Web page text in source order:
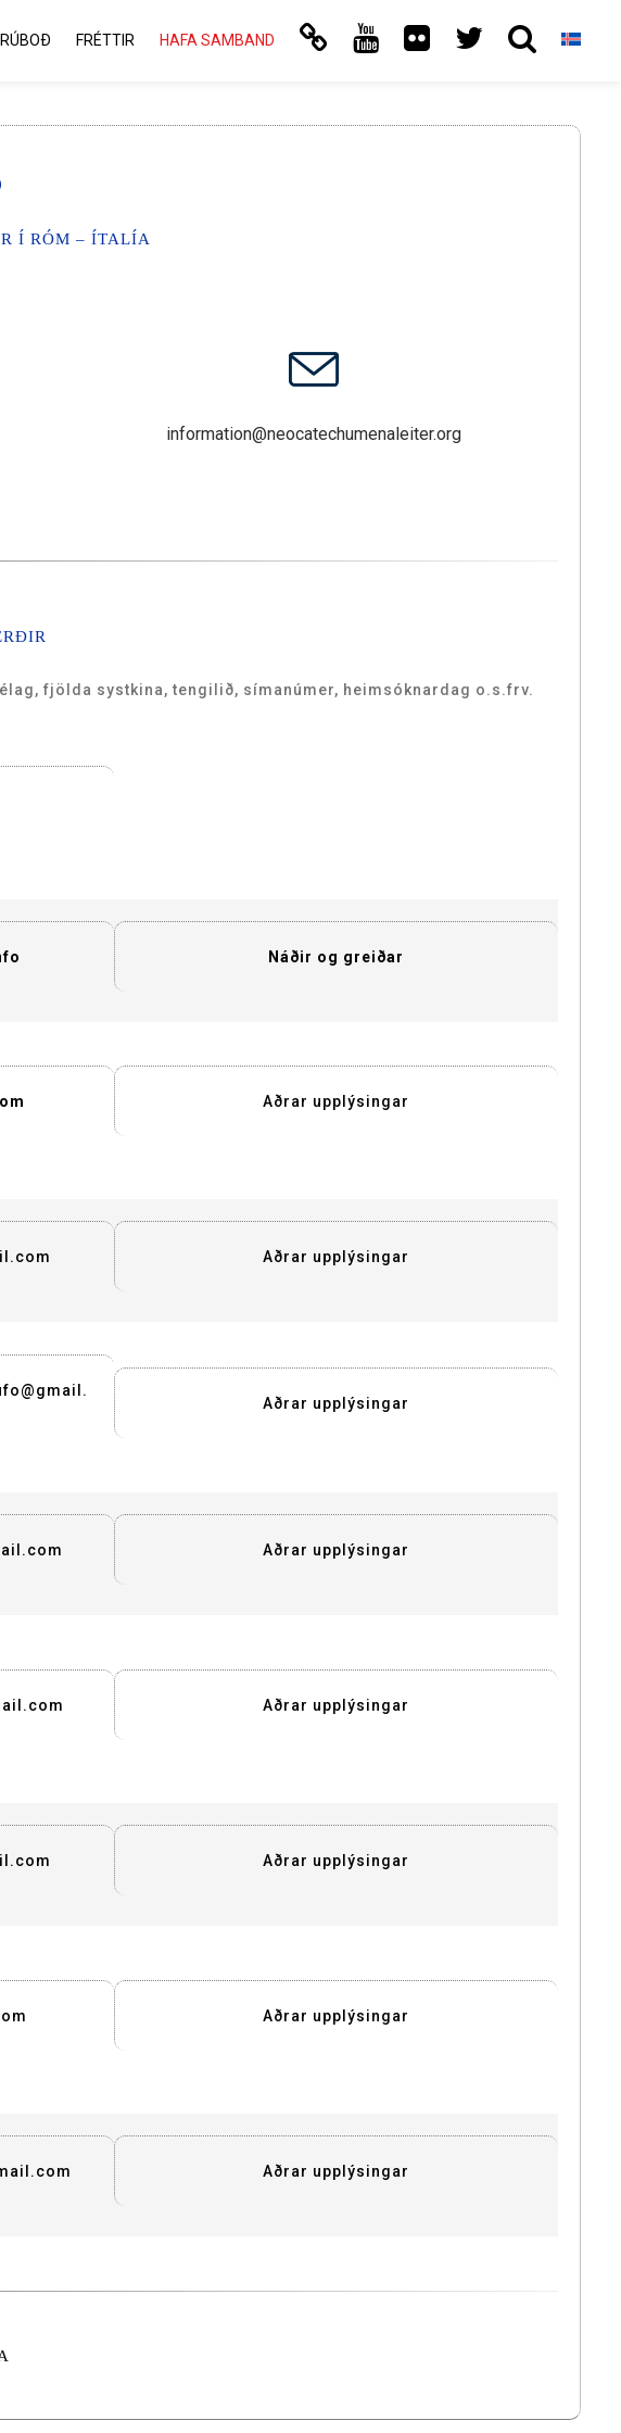
FRÉTTIR HAFA SAMBAND
Í RÓM – ÍTALÍA
information@neocatechumenaleiter.org
fjölda systkina, tengilið, símanúmer, heimsóknardag o.s.frv.
Náðir og greiðar
Aðrar upplýsingar
Aðrar upplýsingar
Aðrar upplýsingar
Aðrar upplýsingar
Aðrar upplýsingar
Aðrar upplýsingar
Aðrar upplýsingar
Aðrar upplýsingar